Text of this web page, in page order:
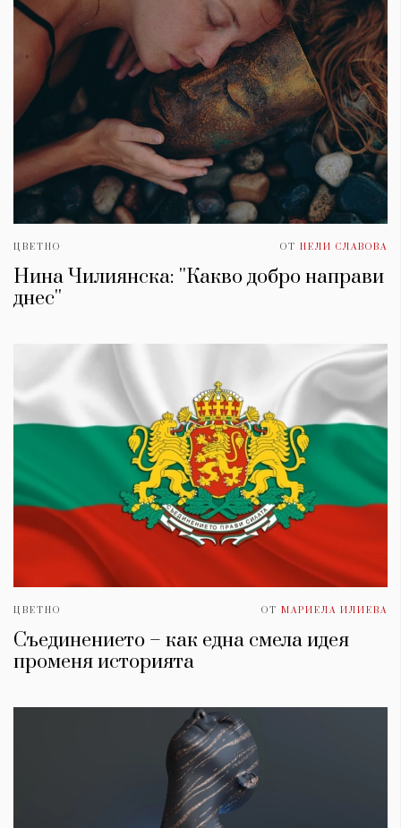
ЦВЕТНО ОТ НЕЛИ СЛАВОВА
Нина Чилиянска: ''Какво добро направи
днес''
ЦВЕТНО ОТ МАРИЕЛА ИЛИЕВА
Съединението – как една смела идея
променя историята